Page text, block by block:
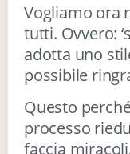
Vogliamo ora
tutti. Ovvero:
adotta uno
possibile
Questo
processo
faccia